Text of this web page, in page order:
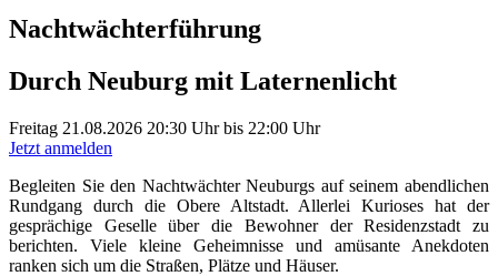
Nachtwächterführung
Durch Neuburg mit Laternenlicht
Freitag 21.08.2026 20:30 Uhrbis 22:00 Uhr
Jetzt anmelden
Begleiten Sie den Nachtwächter Neuburgs auf seinem abendlichen
Rundgang durch die Obere Altstadt. Allerlei Kurioses hat der
gesprächige Geselle über die Bewohner der Residenzstadt zu
berichten. Viele kleine Geheimnisse und amüsante Anekdoten
ranken sich um die Straßen, Plätze und Häuser.